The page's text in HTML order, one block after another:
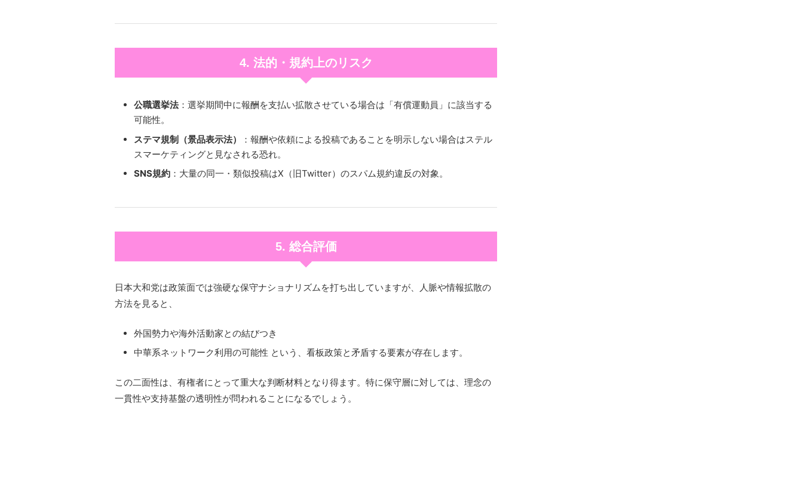
4. 法的・規約上のリスク
公職選挙法：選挙期間中に報酬を支払い拡散させている場合は「有償運動員」に該当する
可能性。
ステマ規制（景品表示法）
：報酬や依頼による投稿であることを明示しない場合はステル
スマーケティングと見なされる恐れ。
SNS規約 ：大量の同一・類似投稿はX（旧Twitter）のスパム規約違反の対象。
5. 総合評価
日本大和党は政策面では強硬な保守ナショナリズムを打ち出していますが、人脈や情報拡散の
方法を見ると、
外国勢力や海外活動家との結びつき
中華系ネットワーク利用の可能性 という、看板政策と矛盾する要素が存在します。
この二面性は、有権者にとって重大な判断材料となり得ます。特に保守層に対しては、理念の
一貫性や支持基盤の透明性が問われることになるでしょう。